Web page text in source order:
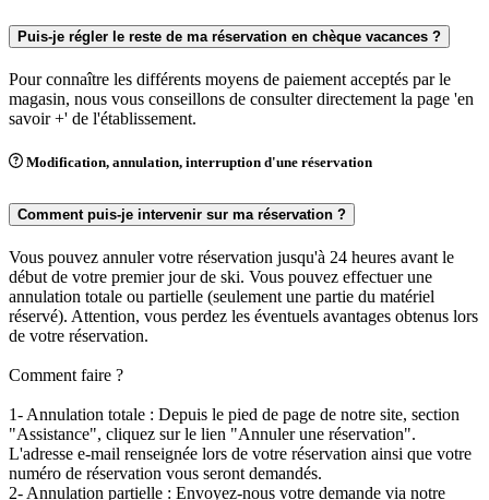
Puis-je régler le reste de ma réservation en chèque vacances ?
Pour connaître les différents moyens de paiement acceptés par le
magasin, nous vous conseillons de consulter directement la page 'en
savoir +' de l'établissement.
Modification, annulation, interruption d'une réservation
Comment puis-je intervenir sur ma réservation ?
Vous pouvez annuler votre réservation jusqu'à 24 heures avant le
début de votre premier jour de ski. Vous pouvez effectuer une
annulation totale ou partielle (seulement une partie du matériel
réservé). Attention, vous perdez les éventuels avantages obtenus lors
de votre réservation.
Comment faire ?
1- Annulation totale : Depuis le pied de page de notre site, section
"Assistance", cliquez sur le lien "Annuler une réservation".
L'adresse e-mail renseignée lors de votre réservation ainsi que votre
numéro de réservation vous seront demandés.
2- Annulation partielle : Envoyez-nous votre demande via notre